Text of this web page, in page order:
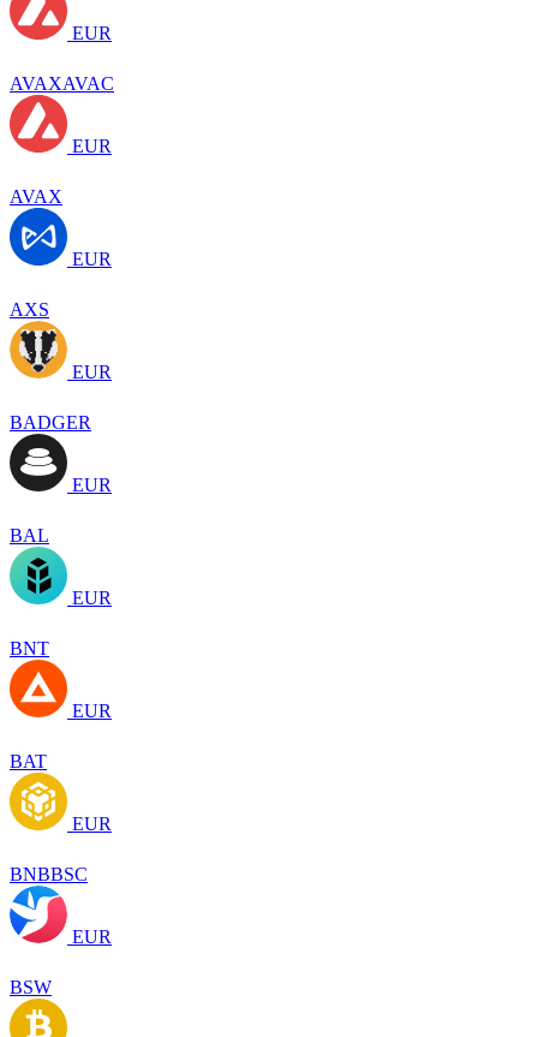
EUR
AVAXAVAC
EUR
AVAX
EUR
AXS
EUR
BADGER
EUR
BAL
EUR
BNT
EUR
BAT
EUR
BNBBSC
EUR
BSW